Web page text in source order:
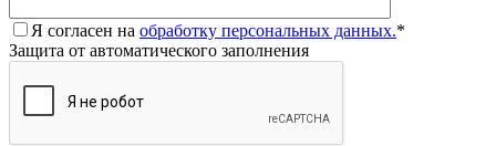
Я согласен на обработку персональных данных.*
Защита от автоматического заполнения